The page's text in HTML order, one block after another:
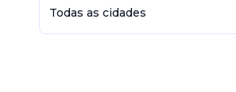
Todas as cidades